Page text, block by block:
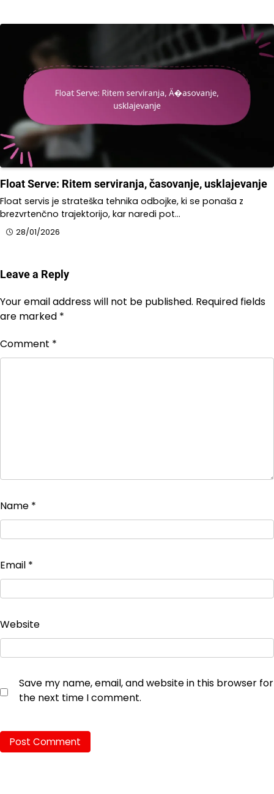
Float Serve: Ritem serviranja, časovanje, usklajevanje
Float servis je strateška tehnika odbojke, ki se ponaša z
brezvrtenčno trajektorijo, kar naredi pot…
28/01/2026
Leave a Reply
Your email address will not be published. Required fields
are marked *
Comment *
Name *
Email *
Website
Save my name, email, and website in this browser for
the next time I comment.